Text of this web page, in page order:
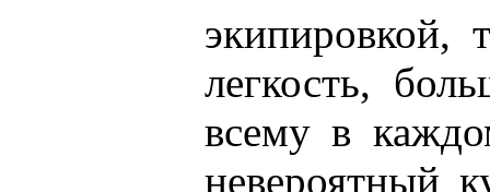
экипировкой,
легкость,
всему в
невероятный